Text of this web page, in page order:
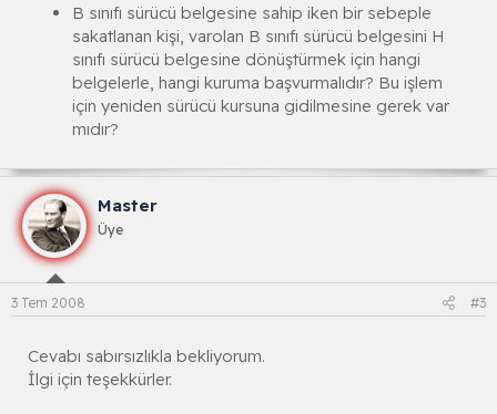
B sınıfı sürücü belgesine sahip iken bir sebeple
sakatlanan kişi, varolan B sınıfı sürücü belgesini H
sınıfı sürücü belgesine dönüştürmek için hangi
belgelerle, hangi kuruma başvurmalıdır? Bu işlem
için yeniden sürücü kursuna gidilmesine gerek var
mıdır?
Master
Üye
3 Tem 2008 #3
Cevabı sabırsızlıkla bekliyorum.
İlgi için teşekkürler.